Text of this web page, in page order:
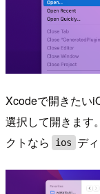
Xcodeで開きたい
選択して開きます
クトなら
ios デ